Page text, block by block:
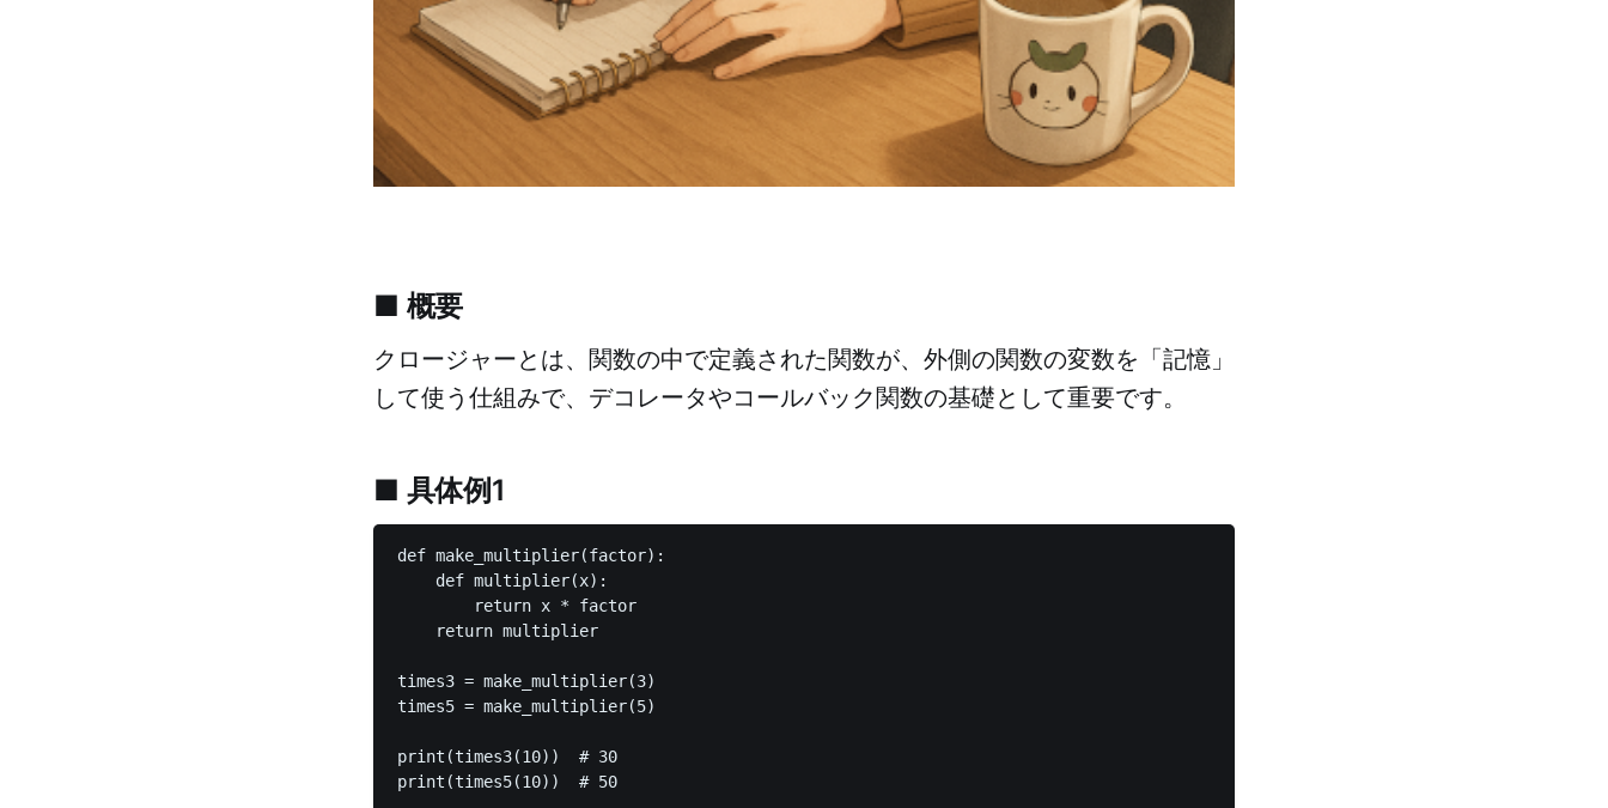
■ 概要
クロージャーとは、関数の中で定義された関数が、外側の関数の変数を「記憶」
して使う仕組みで、デコレータやコールバック関数の基礎として重要です。
■ 具体例1
def make_multiplier(factor):
    def multiplier(x):
        return x * factor
    return multiplier
times3 = make_multiplier(3)
times5 = make_multiplier(5)
print(times3(10))  # 30